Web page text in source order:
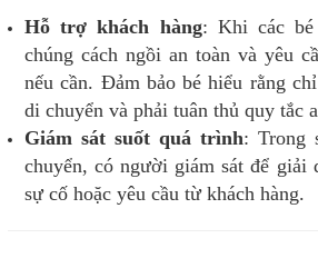
Hỗ trợ khách hàng: Khi các bé
chúng cách ngồi an toàn và yêu
nếu cần. Đảm bảo bé hiểu rằng
di chuyển và phải tuân thủ quy tắc
Giám sát suốt quá trình: Trong
chuyển, có người giám sát để giải
sự cố hoặc yêu cầu từ khách hàng.